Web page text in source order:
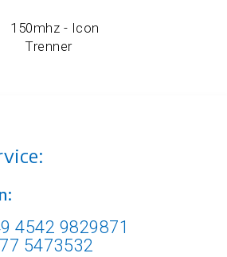
4542 9829871
5473532